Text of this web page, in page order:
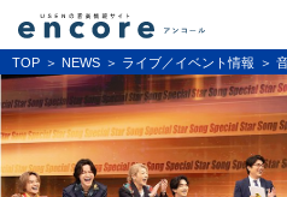
TOP NEWS ライブ／イベント情報